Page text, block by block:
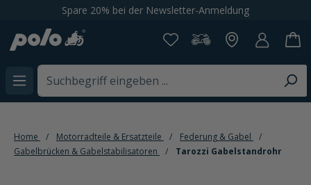
springenSpare 20% bei der Newsletter-Anmeldung
Home Motorradteile & Ersatzteile
Federung & Gabel
Gabelbrücken & Gabelstabilisatoren
Tarozzi Gabelstandrohr